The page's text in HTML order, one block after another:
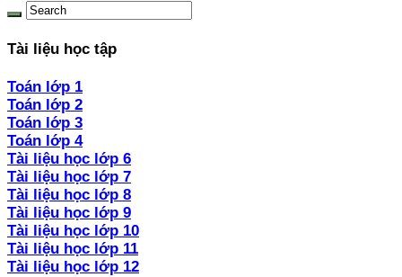
Tài liệu học tập
Toán lớp 1
Toán lớp 2
Toán lớp 3
Toán lớp 4
Tài liệu học lớp 6
Tài liệu học lớp 7
Tài liệu học lớp 8
Tài liệu học lớp 9
Tài liệu học lớp 10
Tài liệu học lớp 11
Tài liệu học lớp 12